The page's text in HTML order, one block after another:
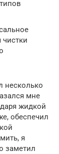
несколько
мне
жидкой
обеспечил
я
заметил